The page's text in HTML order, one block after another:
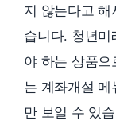
지 않는다고 해
습니다. 청년
야 하는 상품으
는 계좌개설
만 보일 수 있